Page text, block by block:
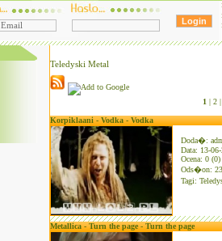
Teledyski Metal
1 | 2 |
Korpiklaani - Vodka - Vodka
Doda�:
Data: 13-
Ocena: 0 (0)
Ods�on:
Tagi:
Metallica - Turn the page - Turn the page